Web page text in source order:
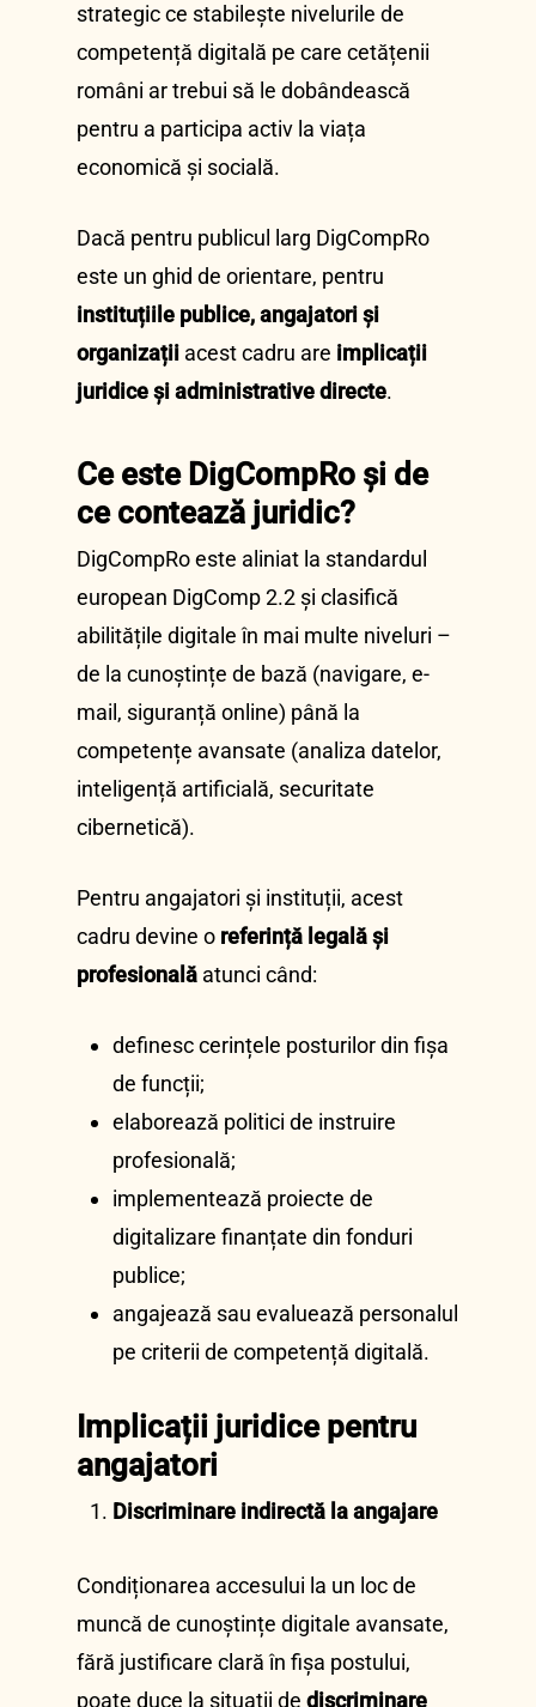
strategic ce stabilește nivelurile de
competență digitală pe care cetățenii
români ar trebui să le dobândească
pentru a participa activ la viața
economică și socială.
Dacă pentru publicul larg DigCompRo
este un ghid de orientare, pentru
instituțiile publice, angajatori și
organizații acest cadru are implicații
juridice și administrative directe.
Ce este DigCompRo și de
ce contează juridic?
DigCompRo este aliniat la standardul
european DigComp 2.2 și clasifică
abilitățile digitale în mai multe niveluri –
de la cunoștințe de bază (navigare, e-
mail, siguranță online) până la
competențe avansate (analiza datelor,
inteligență artificială, securitate
cibernetică).
Pentru angajatori și instituții, acest
cadru devine o referință legală și
profesională atunci când:
definesc cerințele posturilor din fișa
de funcții;
elaborează politici de instruire
profesională;
implementează proiecte de
digitalizare finanțate din fonduri
publice;
angajează sau evaluează personalul
pe criterii de competență digitală.
Implicații juridice pentru
angajatori
Discriminare indirectă la angajare
Condiționarea accesului la un loc de
muncă de cunoștințe digitale avansate,
fără justificare clară în fișa postului,
poate duce la situații de discriminare